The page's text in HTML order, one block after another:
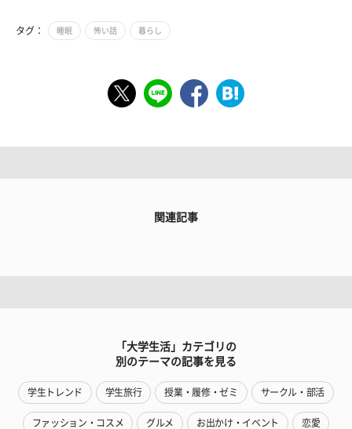
タグ： 睡眠 怖い話 暮らし
関連記事
「大学生活」カテゴリの
別のテーマの記事を見る
学生トレンド 学生旅行 授業・履修・ゼミ サークル・部活
ファッション・コスメ グルメ お出かけ・イベント 恋愛